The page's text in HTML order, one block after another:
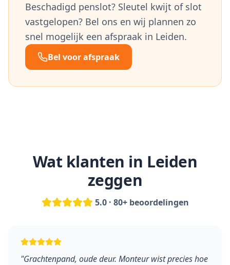
Beschadigd penslot? Sleutel kwijt of slot
vastgelopen? Bel ons en wij plannen zo
snel mogelijk een afspraak in Leiden.
Bel voor afspraak
Wat klanten in Leiden
zeggen
5.0 · 80+ beoordelingen
"Grachtenpand, oude deur. Monteur wist precies hoe